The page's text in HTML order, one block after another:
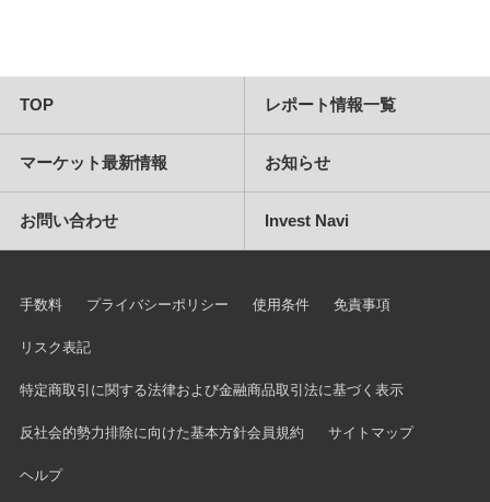
TOP レポート情報一覧
マーケット最新情報 お知らせ
お問い合わせ Invest Navi
手数料 プライバシーポリシー 使用条件 免責事項
リスク表記
特定商取引に関する法律および金融商品取引法に基づく表示
反社会的勢力排除に向けた基本方針会員規約 サイトマップ
ヘルプ